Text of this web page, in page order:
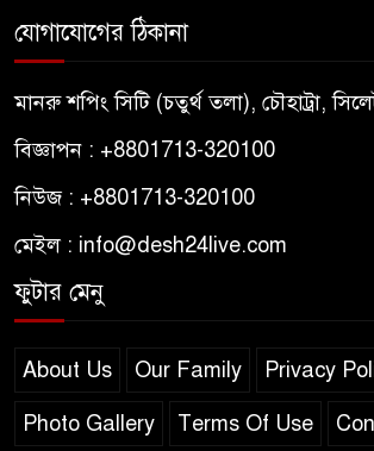
যোগাযোগের ঠিকানা
মানরু শপিং সিটি (চতুর্থ তলা), চৌহাট্রা,
বিজ্ঞাপন : +8801713-320100
নিউজ : +8801713-320100
মেইল : info@desh24live.com
ফুটার মেনু
About Us Our Family Privacy
Photo Gallery Terms Of Use